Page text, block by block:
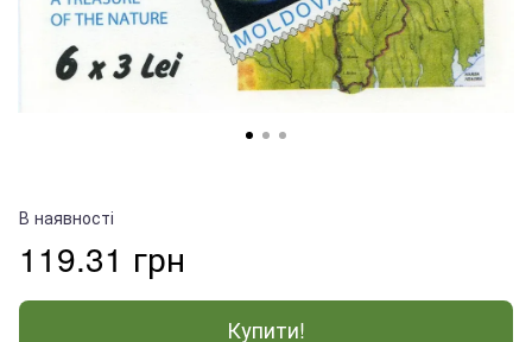
В наявності
119.31 грн
Купити!